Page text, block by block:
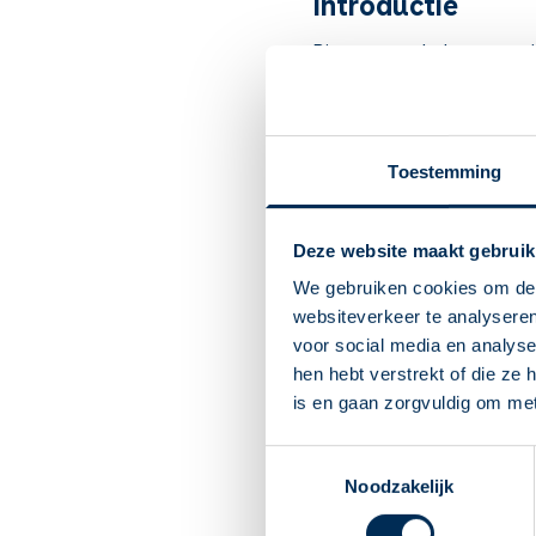
Toestemming
Deze website maakt
We gebruiken cookies om
websiteverkeer te
voor social media en
hen hebt verstrekt of die ze
is en gaan zorgvuldig om
Noodzakelijk
Bimatoprost behoort tot de
Belangrijk om te
Bimatoprost verbetert
Bij de oogziekte
Als u bimatoprost elke
De oogboldruk
U kunt last krijgen van
irritatie na het
Oogdruppelen is niet
deze website.
Draagt u
beschadigen.
dit medicijn veilig is